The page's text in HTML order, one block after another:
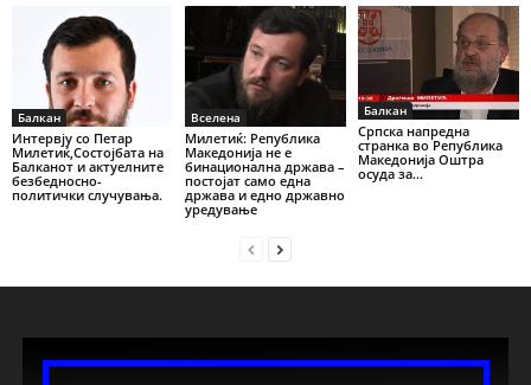
Балкан
Интервју со Петар
Милетиќ,Состојбата на
Балканот и актуелните
безбедносно-
политички случувања.
Вселена
Милетиќ: Република
Македонија не е
бинационална држава –
постојат само една
држава и едно државно
уредување
Балкан
Српска напредна
странка во Република
Македонија Оштра
осуда за...